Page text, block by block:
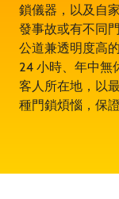
鎖儀器，以及自
發事故或有不同
公道兼透明度高
24 小時、年中無
客人所在地，以
種門鎖煩惱，保